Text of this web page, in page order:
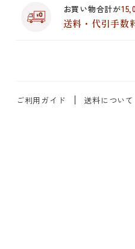
お買い物合計が
送料・代引手数
ご利用ガイド 送料について